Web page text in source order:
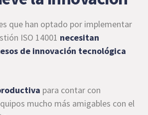
que han optado por implementar
ISO 14001 necesitan
de innovación tecnológica
para contar con
mucho más amigables con el